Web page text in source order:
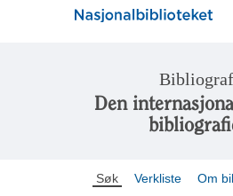
Den
Søk Verkliste Om